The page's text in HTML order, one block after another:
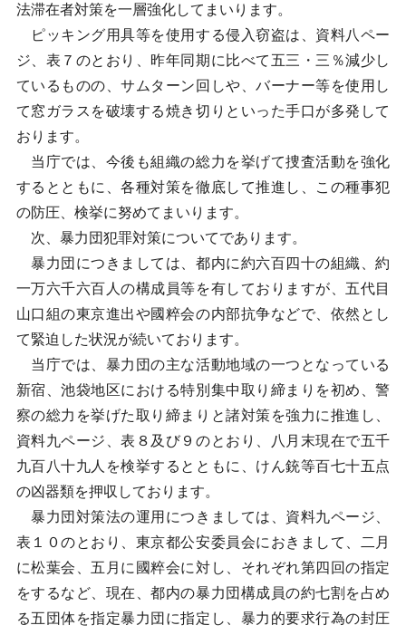
法滞在者対策を一層強化してまいります。
ピッキング用具等を使用する侵入窃盗は、資料八ペー
ジ、表７のとおり、昨年同期に比べて五三・三％減少し
ているものの、サムターン回しや、バーナー等を使用し
て窓ガラスを破壊する焼き切りといった手口が多発して
おります。
当庁では、今後も組織の総力を挙げて捜査活動を強化
するとともに、各種対策を徹底して推進し、この種事犯
の防圧、検挙に努めてまいります。
次、暴力団犯罪対策についてであります。
暴力団につきましては、都内に約六百四十の組織、約
一万六千六百人の構成員等を有しておりますが、五代目
山口組の東京進出や國粹会の内部抗争などで、依然とし
て緊迫した状況が続いております。
当庁では、暴力団の主な活動地域の一つとなっている
新宿、池袋地区における特別集中取り締まりを初め、警
察の総力を挙げた取り締まりと諸対策を強力に推進し、
資料九ページ、表８及び９のとおり、八月末現在で五千
九百八十九人を検挙するとともに、けん銃等百七十五点
の凶器類を押収しております。
暴力団対策法の運用につきましては、資料九ページ、
表１０のとおり、東京都公安委員会におきまして、二月
に松葉会、五月に國粹会に対し、それぞれ第四回の指定
をするなど、現在、都内の暴力団構成員の約七割を占め
る五団体を指定暴力団に指定し、暴力的要求行為の封圧